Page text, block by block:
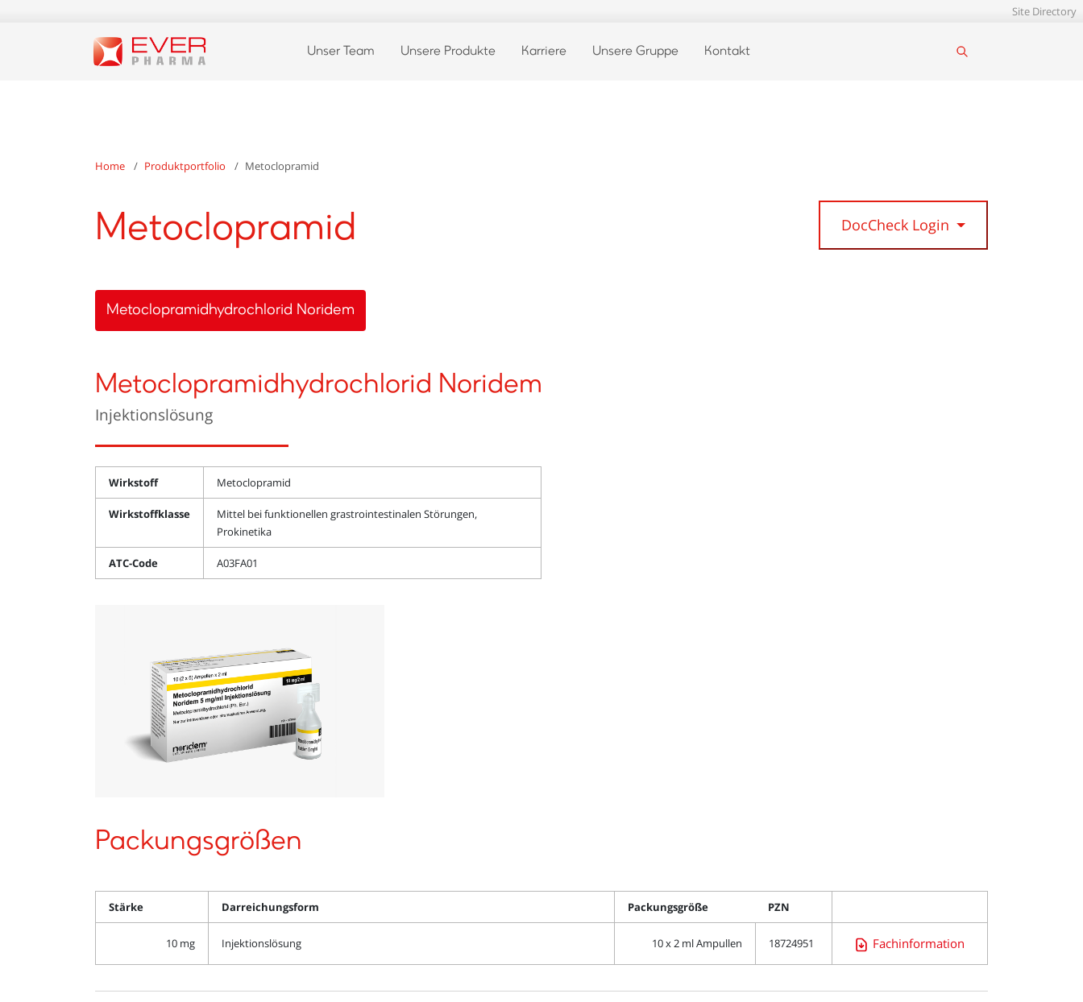
Site Directory
Unser Team Unsere Produkte Karriere Unsere Gruppe Kontakt
Home Produktportfolio Metoclopramid
Metoclopramid DocCheck Login
Metoclopramidhydrochlorid Noridem
Metoclopramidhydrochlorid Noridem
Injektionslösung
Wirkstoff Metoclopramid
Wirkstoffklasse
Mittel bei funktionellen grastrointestinalen Störungen,
Prokinetika
ATC-Code A03FA01
Packungsgrößen
Stärke Darreichungsform Packungsgröße PZN
10 mg Injektionslösung 10 x 2 ml Ampullen 18724951 Fachinformation